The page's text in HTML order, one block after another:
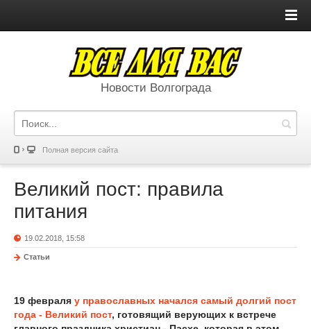
Новости Волгограда
Полная версия сайта
Великий пост: правила
питания
19.02.2018, 15:58
Статьи
19 февраля у православных начался самый долгий пост
года - Великий пост, готовящий верующих к встрече